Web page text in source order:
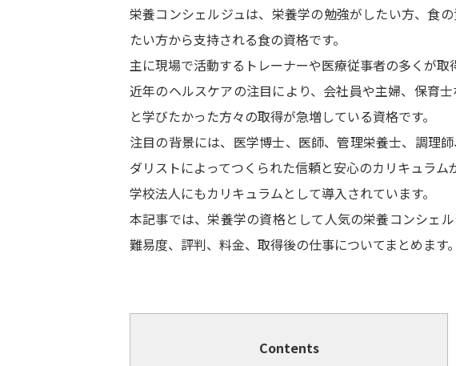
栄養コンシェルジュは、栄養学の勉強がしたい方、食
たい方から支持される食の資格です。
主に現場で活動するトレーナーや医療従事者の多くが取
近年のヘルスケアの注目により、会社員や主婦、保育
と学びたかった方々の取得が急増している資格です。
注目の背景には、医学博士、医師、管理栄養士、調理
ダリストによってつくられた信頼と安心のカリキュラム
学校法人にもカリキュラムとして導入されています。
本記事では、栄養学の資格として人気の栄養コンシェ
難易度、評判、料金、取得後の仕事についてまとめます。
Contents